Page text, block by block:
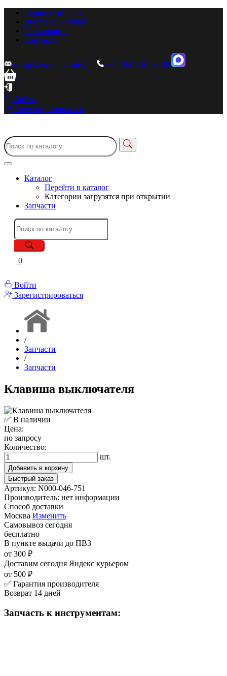
Сервисный центр
Доставка и оплата
О компании
Контакты
sale@zionstm.ru sale@...
+7 (495) 136-23-00
0
Войти
Зарегистрироваться
Каталог
Перейти в каталог
Категории загрузятся при открытии
Запчасти
0
Войти
Зарегистрироваться
/
Запчасти
/
Запчасти
Клавиша выключателя
✅ В наличии
Цена:
по запросу
Количество:
шт.
Добавить в корзину
Быстрый заказ
Артикул: N000-046-751
Производитель: нет информации
Способ доставки
Москва Изменить
Самовывоз сегодня
бесплатно
В пункте выдачи до ПВЗ
от 300 ₽
Доставим сегодня Яндекс курьером
от 500 ₽
✅ Гарантия производителя
Возврат 14 дней
Запчасть к инструментам: